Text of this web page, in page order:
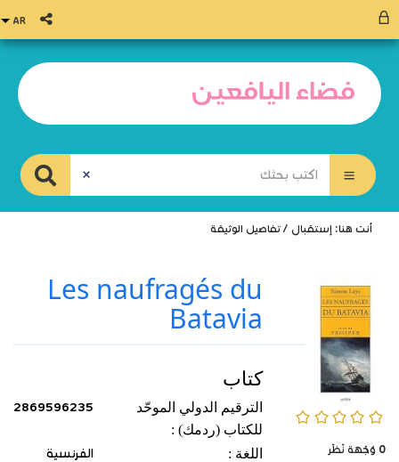
أنت هنا: إستقبال / تفاصيل الوثيقة
0/5
0 وُجْهَة نَظَر
Les naufragés du
Batavia
كتاب
الترقيم الدولي الموحّد
للكتاب (ردمك) :
2869596235
اللغة :
الفرنسية